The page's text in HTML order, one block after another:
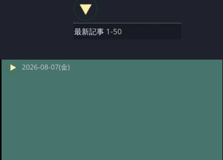
2026-08-07(金)
最新記事 1-50